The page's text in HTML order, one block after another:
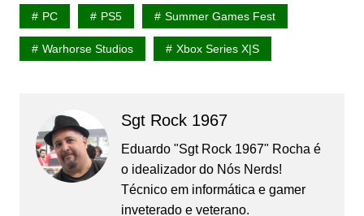
PC PS5 Summer Games Fest
Warhorse Studios Xbox Series X|S
Sgt Rock 1967
Eduardo "Sgt Rock 1967" Rocha é
o idealizador do Nós Nerds!
Técnico em informática e gamer
inveterado e veterano.